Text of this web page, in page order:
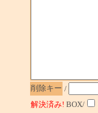
削除キー /
解決済み! BOX/